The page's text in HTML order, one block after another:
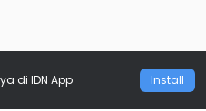
di IDN App Install